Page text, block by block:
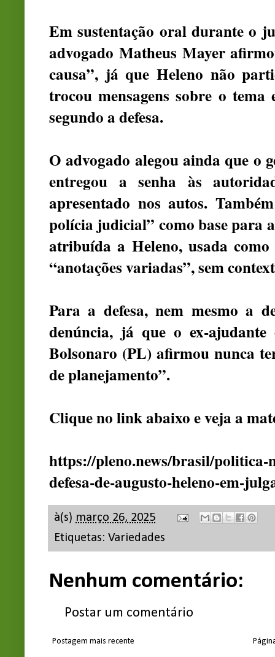
Em sustentação oral durante o
advogado Matheus Mayer
causa”, já que Heleno não
trocou mensagens sobre o
segundo a defesa.
O advogado alegou ainda que o
entregou a senha às
apresentado nos autos.
polícia judicial” como base para
atribuída a Heleno, usada
“anotações variadas”, sem
Para a defesa, nem mesmo a
denúncia, já que o ex-
Bolsonaro (PL) afirmou nunca
de planejamento”.
Clique no link abaixo e veja a
https://pleno.news/brasil/
defesa-de-augusto-heleno-em-
à(s) março 26, 2025
Etiquetas: Variedades
Nenhum comentário:
Postar um comentário
Postagem mais recente